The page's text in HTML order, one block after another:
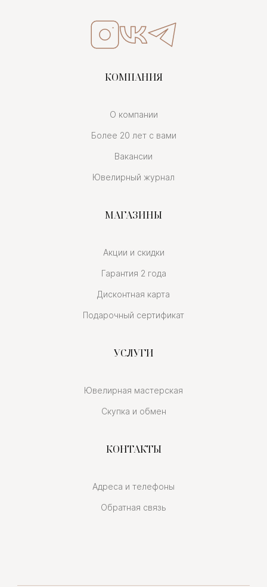
КОМПАНИЯ
О компании
Более 20 лет с вами
Вакансии
Ювелирный журнал
МАГАЗИНЫ
Акции и скидки
Гарантия 2 года
Дисконтная карта
Подарочный сертификат
УСЛУГИ
Ювелирная мастерская
Скупка и обмен
КОНТАКТЫ
Адреса и телефоны
Обратная связь